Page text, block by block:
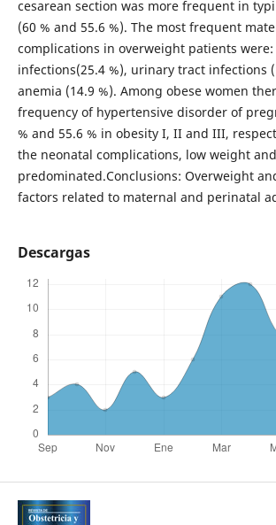
cesarean section was more frequent in
(60 % and 55.6 %). The most frequent
complications in overweight patients
infections(25.4 %), urinary tract infections
anemia (14.9 %). Among obese women
frequency of hypertensive disorder of
% and 55.6 % in obesity I, II and III,
the neonatal complications, low weight
predominated.Conclusions: Overweight
factors related to maternal and perinatal
Descargas